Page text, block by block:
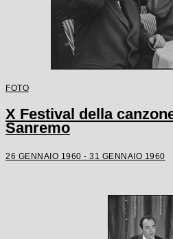
FOTO
X Festival della
Sanremo
26 GENNAIO 1960 - 31 GENNAIO 1960